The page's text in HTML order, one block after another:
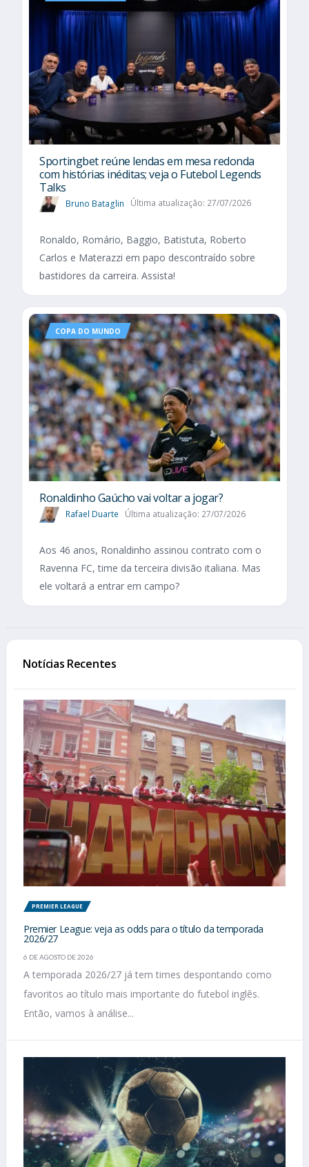
Sportingbet reúne lendas em mesa redonda
com histórias inéditas; veja o Futebol Legends
Talks
Bruno Bataglin Última atualização: 27/07/2026
Ronaldo, Romário, Baggio, Batistuta, Roberto
Carlos e Materazzi em papo descontraído sobre
bastidores da carreira. Assista!
COPA DO MUNDO
Ronaldinho Gaúcho vai voltar a jogar?
Rafael Duarte Última atualização: 27/07/2026
Aos 46 anos, Ronaldinho assinou contrato com o
Ravenna FC, time da terceira divisão italiana. Mas
ele voltará a entrar em campo?
Notícias Recentes
PREMIER LEAGUE
Premier League: veja as odds para o título da temporada
2026/27
6 DE AGOSTO DE 2026
A temporada 2026/27 já tem times despontando como
favoritos ao título mais importante do futebol inglês.
Então, vamos à análise...